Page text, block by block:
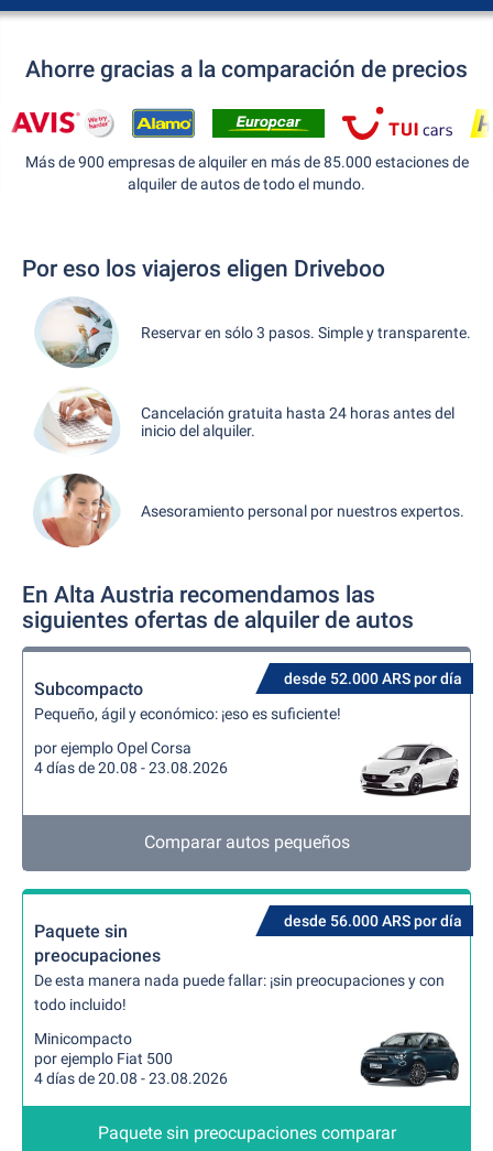
Ahorre gracias a la comparación de precios
Más de 900 empresas de alquiler en más de 85.000 estaciones de
alquiler de autos de todo el mundo.
Por eso los viajeros eligen Driveboo
Reservar en sólo 3 pasos. Simple y transparente.
Cancelación gratuita hasta 24 horas antes del
inicio del alquiler.
Asesoramiento personal por nuestros expertos.
En Alta Austria recomendamos las
siguientes ofertas de alquiler de autos
desde 52.000 ARS por día
Subcompacto
Pequeño, ágil y económico: ¡eso es suficiente!
por ejemplo Opel Corsa
4 días de 20.08 - 23.08.2026
Comparar autos pequeños
desde 56.000 ARS por día
Paquete sin
preocupaciones
De esta manera nada puede fallar: ¡sin preocupaciones y con
todo incluido!
Minicompacto
por ejemplo Fiat 500
4 días de 20.08 - 23.08.2026
Paquete sin preocupaciones comparar